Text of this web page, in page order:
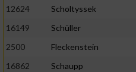
12624
Scholtyssek
16149
Schüller
2500
Fleckenstein
16862
Schaupp